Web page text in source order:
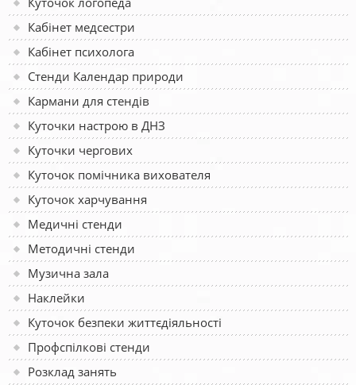
Кабінет медсестри
Кабінет психолога
Стенди Календар природи
Кармани для стендів
Куточки настрою в ДНЗ
Куточки чергових
Куточок помічника вихователя
Куточок харчування
Медичні стенди
Методичні стенди
Музична зала
Наклейки
Куточок безпеки життєдіяльності
Профспілкові стенди
Розклад занять